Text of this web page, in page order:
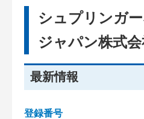
シュプリンガ
ジャパン株式
最新情報
登録番号